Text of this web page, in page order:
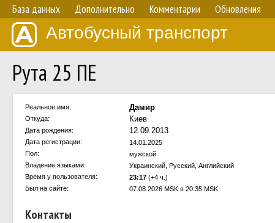
База данных Дополнительно Комментарии Обновления
Автобусный транспорт
Рута 25 ПЕ
Реальное имя: Дамир
Откуда: Киев
Дата рождения: 12.09.2013
Дата регистрации:
14.01.2025
Пол:
мужской
Владение языками:
Украинский, Русский, Английский
Время у пользователя:
23:17 (+4 ч.)
Был на сайте:
07.08.2026 MSK в 20:35 MSK
Контакты